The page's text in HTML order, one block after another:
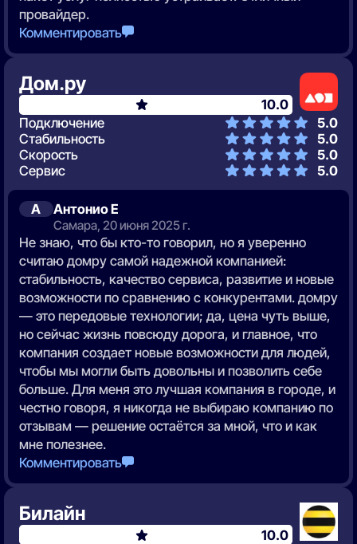
провайдер.
Комментировать
А Антонио Е
Самара, 20 июня 2025 г.
Не знаю, что бы кто-то говорил, но я уверенно
считаю домру самой надежной компанией:
стабильность, качество сервиса, развитие и новые
возможности по сравнению с конкурентами. домру
— это передовые технологии; да, цена чуть выше,
но сейчас жизнь повсюду дорога, и главное, что
компания создает новые возможности для людей,
чтобы мы могли быть довольны и позволить себе
больше. Для меня это лучшая компания в городе, и
честно говоря, я никогда не выбираю компанию по
отзывам — решение остаётся за мной, что и как
мне полезнее.
Комментировать
Дом.ру
10.0
Подключение
5.0
Стабильность
5.0
Скорость
5.0
Сервис
5.0
Билайн
10.0